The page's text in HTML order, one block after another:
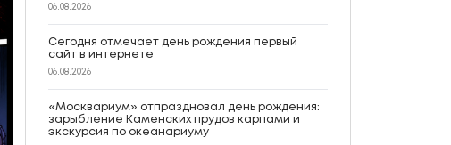
06.08.2026
Сегодня отмечает день рождения первый
сайт в интернете
06.08.2026
«Москвариум» отпраздновал день рождения:
зарыбление Каменских прудов карпами и
экскурсия по океанариуму